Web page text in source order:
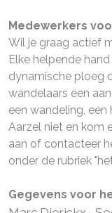
Medewerkers
Wil je graag actief
Elke helpende
dynamische ploeg
wandelaars een
een wandeling, een
Aarzel niet en kom
aan of contacteer
onder de rubriek
Gegevens voor